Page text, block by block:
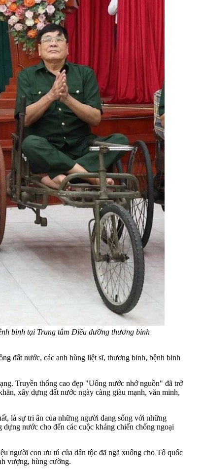
binh tại Trung tâm Điều dưỡng thương binh
đất nước, các anh hùng liệt sĩ, thương binh, bệnh binh
Truyền thống cao đẹp "Uống nước nhớ nguồn" đã trở
xây dựng đất nước ngày càng giàu mạnh, văn minh,
là sự tri ân của những người đang sống với những
nước cho đến các cuộc kháng chiến chống ngoại
người con ưu tú của dân tộc đã ngã xuống cho Tổ quốc
vượng, hùng cường.